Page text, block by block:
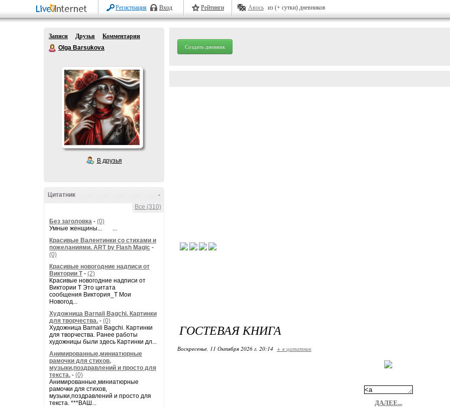
Регистрация Вход Рейтинги Авось из (+ сутки) дневников
Записи Друзья
Комментарии
Olga Barsukova
В друзья
-
Цитатник
Все (310)
Без заголовка - (0)
Умные женщины... ...
Красивые Валентинки со стихами и
пожеланиями. ART by Flash Magic -
(0)
Красивые новогодние надписи от
Виктории Т- (2)
Красивые новогодние надписи от
Виктории Т Это цитата
сообщения Виктория_Т Мои
Новогод...
Художница Barnali Bagchi. Картинки
для творчества. - (0)
Художница Barnali Bagchi. Картинки
для творчества. Ранее работы
художницы были здесь Картинки дл...
Анимированные,миниатюрные
рамочки для стихов,
музыки,поздравлений и просто для
текста. - (0)
Анимированные,миниатюрные
рамочки для стихов,
музыки,поздравлений и просто для
текста. ***ВАШ...
Создать дневник
ГОСТЕВАЯ КНИГА
Воскресенье, 11 Октября 2026 г. 20:14 + в цитатник
ДАЛЕЕ...